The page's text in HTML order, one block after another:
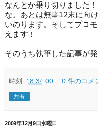
なんとか乗り切りました
な。あとは無事12末に向
いのります。そしてプロ
えます！
そのうち執筆した記事が発
時刻: 18:34:00 0 件のコメ
共有
2009年12月9日水曜日